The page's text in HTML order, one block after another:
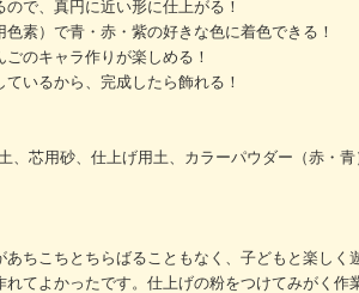
で、真円に近い形に仕上がる！
素）で青・赤・紫の好きな色に着色できる！
のキャラ作りが楽しめる！
いるから、完成したら飾れる！
、芯用砂、仕上げ用土、カラーパウダー（赤・
ちこちとちらばることもなく、子どもと楽しく
てよかったです。仕上げの粉をつけてみがく